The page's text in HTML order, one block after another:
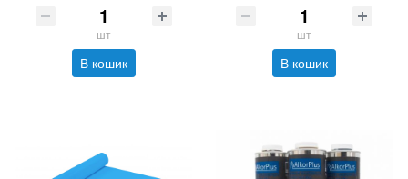
шт
В кошик
шт
В кошик